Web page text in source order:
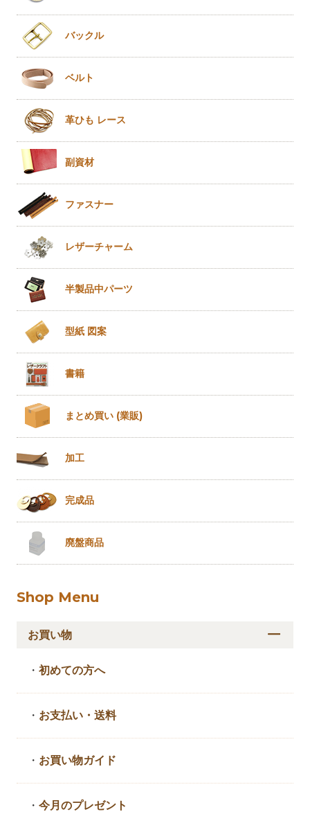
バックル
ベルト
革ひも レース
副資材
ファスナー
レザーチャーム
半製品中パーツ
型紙 図案
書籍
まとめ買い (業販)
加工
完成品
廃盤商品
Shop Menu
お買い物
・初めての方へ
・ お支払い・送料
・ お買い物ガイド
・今月のプレゼント